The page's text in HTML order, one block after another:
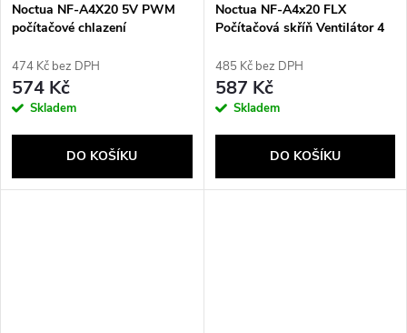
Noctua NF-A4X20 5V PWM
počítačové chlazení
cm
474 Kč bez DPH
574 Kč
Skladem
DO KOŠÍKU
Noctua NF-A4x20 FLX
Počítačová skříň Ventilátor 4
485 Kč bez DPH
587 Kč
Skladem
DO KOŠÍKU